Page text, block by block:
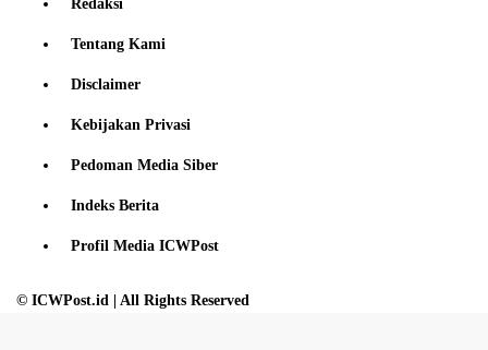
Redaksi
Tentang Kami
Disclaimer
Kebijakan Privasi
Pedoman Media Siber
Indeks Berita
Profil Media ICWPost
© ICWPost.id | All Rights Reserved